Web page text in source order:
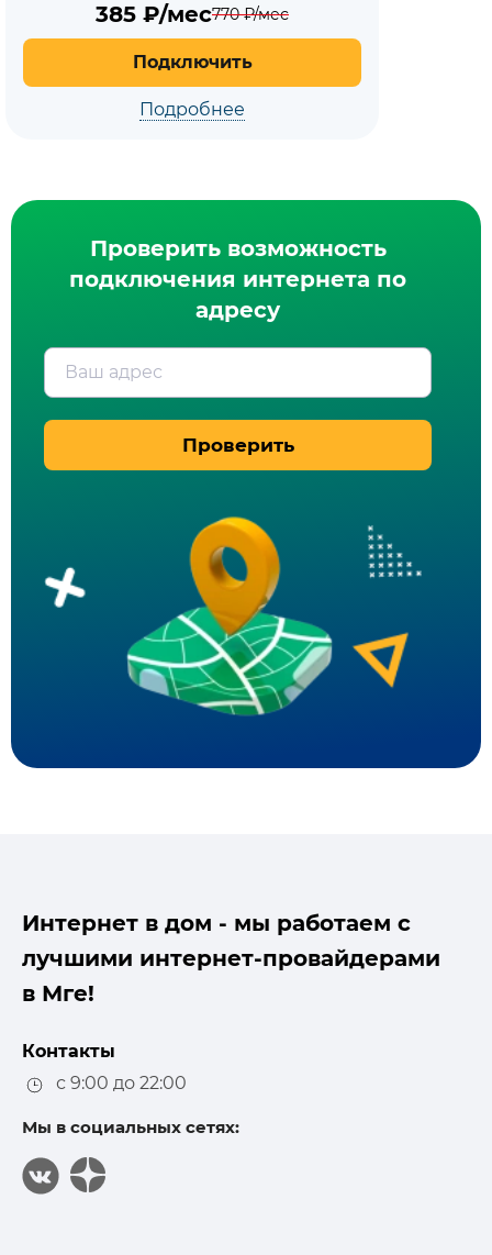
385 ₽/мес770₽/мес
Подключить
Подробнее
Проверить возможность
подключения интернета по
адресу
Ваш адрес
Проверить
Интернет в дом - мы работаем с
лучшими интернет-провайдерами
в Мге!
Контакты
с 9:00 до 22:00
Мы в социальных сетях: